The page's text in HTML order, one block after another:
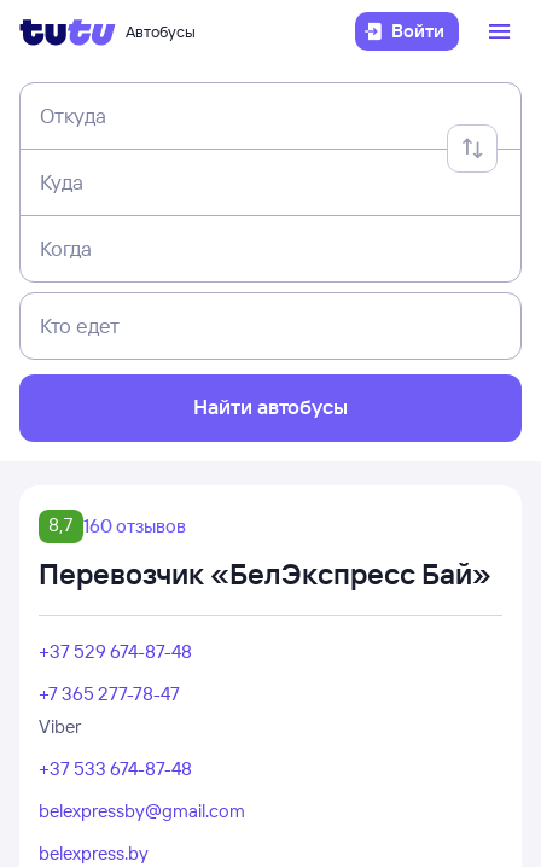
Автобусы Войти
Откуда
Куда
Когда
Кто едет
Найти автобусы
8,7 160 отзывов
Перевозчик «БелЭкспресс Бай»
+37 529 674-87-48
+7 365 277-78-47
Viber
+37 533 674-87-48
belexpressby@gmail.com
belexpress.by